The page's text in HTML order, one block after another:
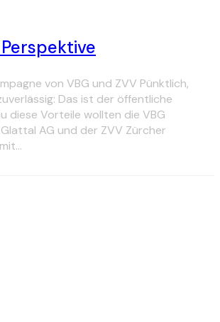
von VBG und ZVV Pünktlich,
Das ist der öffentliche
diese Vorteile wollten die VBG
AG und der ZVV Zürcher